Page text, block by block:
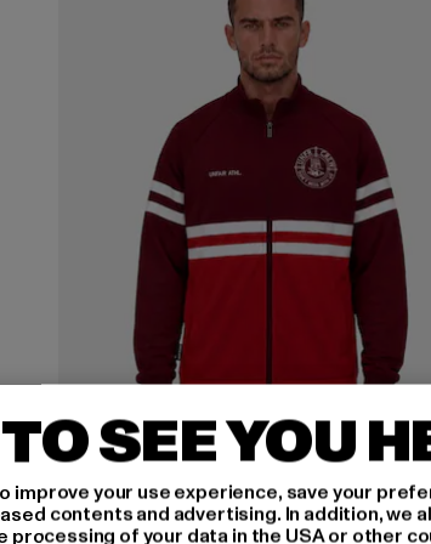
SEE YOU
improve your use experience, save your
contents and advertising. In addition, we
processing of your data in the USA or other